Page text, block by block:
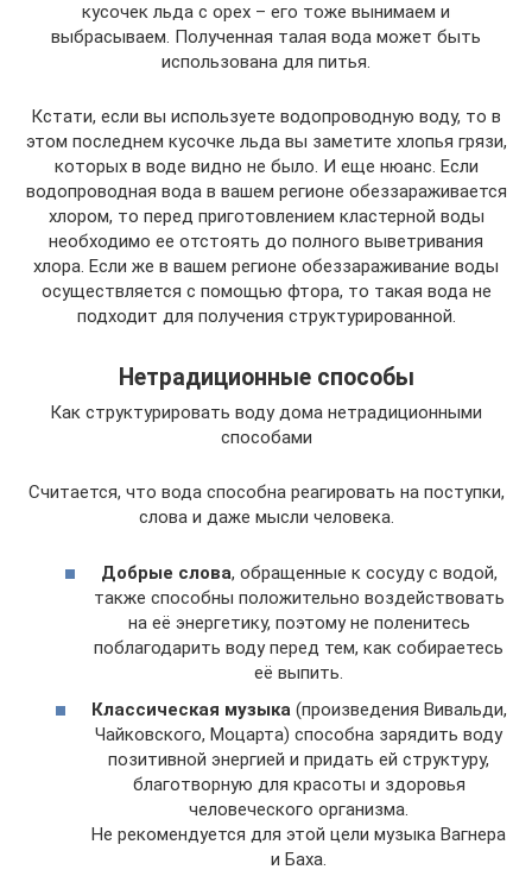
кусочек льда с орех – его тоже вынимаем и
выбрасываем. Полученная талая вода может быть
использована для питья.
Кстати, если вы используете водопроводную воду, то в
этом последнем кусочке льда вы заметите хлопья грязи,
которых в воде видно не было. И еще нюанс. Если
водопроводная вода в вашем регионе обеззараживается
хлором, то перед приготовлением кластерной воды
необходимо ее отстоять до полного выветривания
хлора. Если же в вашем регионе обеззараживание воды
осуществляется с помощью фтора, то такая вода не
подходит для получения структурированной.
Нетрадиционные способы
Как структурировать воду дома нетрадиционными
способами
Считается, что вода способна реагировать на поступки,
слова и даже мысли человека.
Добрые слова, обращенные к сосуду с водой,
также способны положительно воздействовать
на её энергетику, поэтому не поленитесь
поблагодарить воду перед тем, как собираетесь
её выпить.
Классическая музыка(произведения Вивальди,
Чайковского, Моцарта) способна зарядить воду
позитивной энергией и придать ей структуру,
благотворную для красоты и здоровья
человеческого организма.
Не рекомендуется для этой цели музыка Вагнера
и Баха.